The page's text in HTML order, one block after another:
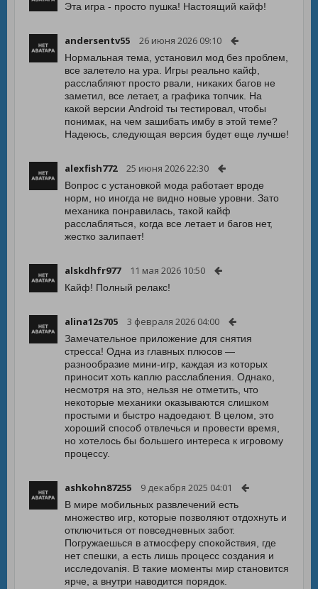
Эта игра - просто пушка! Настоящий кайф!
andersentv55 26 июня 2026 09:10
Нормальная тема, установил мод без проблем,
все залетело на ура. Игры реально кайф,
расслабляют просто рвали, никаких багов не
заметил, все летает, а графика топчик. На
какой версии Android ты тестировал, чтобы
понимак, на чем зашибать имбу в этой теме?
Надеюсь, следующая версия будет еще лучше!
alexfish772 25 июня 2026 22:30
Вопрос с установкой мода работает вроде
норм, но иногда не видно новые уровни. Зато
механика понравилась, такой кайф
расслабляться, когда все летает и багов нет,
жестко залипает!
alskdhfr977 11 мая 2026 10:50
Кайф! Полный релакс!
alina12s705 3 февраля 2026 04:00
Замечательное приложение для снятия
стресса! Одна из главных плюсов —
разнообразие мини-игр, каждая из которых
приносит хоть каплю расслабления. Однако,
несмотря на это, нельзя не отметить, что
некоторые механики оказываются слишком
простыми и быстро надоедают. В целом, это
хороший способ отвлечься и провести время,
но хотелось бы большего интереса к игровому
процессу.
ashkohn87255 9 декабря 2025 04:01
В мире мобильных развлечений есть
множество игр, которые позволяют отдохнуть и
отключиться от повседневных забот.
Погружаешься в атмосферу спокойствия, где
нет спешки, а есть лишь процесс создания и
исследovaniя. В такие моменты мир становится
ярче, а внутри наводится порядок.